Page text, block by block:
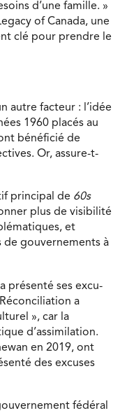
d’une famille. »
of Canada, une
clé pour prendre le
autre facteur : l’idée
1960 placés au
bénéficié de
Or, assure-t-
principal de 60s
plus de visibilité
et
de gouvernements à
présenté ses excu-
a
», car la
d’assimilation.
en 2019, ont
des excuses
fédéral